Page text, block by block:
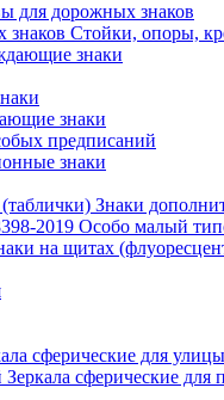
для дорожных знаков
Стойки, опоры,
знаки
знаки
предписаний
знаки
Знаки
Особо малый
на щитах
сферические для улицы
Зеркала сферические для